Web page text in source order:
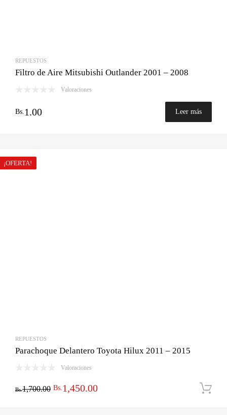
REPUESTOS
Filtro de Aire Mitsubishi Outlander 2001 – 2008
Valoraciones
Bs.1.00 Leer más
¡OFERTA!
REPUESTOS
Parachoque Delantero Toyota Hilux 2011 – 2015
Valoraciones
Bs.1,700.00 El
Bs. 1,450.00El